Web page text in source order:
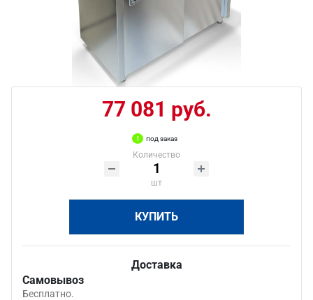
77 081 руб.
под заказ
Количество
шт
КУПИТЬ
Доставка
Самовывоз
Бесплатно.